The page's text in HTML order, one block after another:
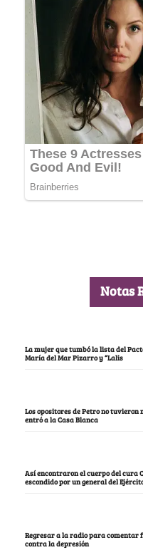
Notas
La mujer que tumbó la lista del
María del Mar Pizarro y “Lalis
Los opositores de Petro no
entró a la Casa Blanca
Así encontraron el cuerpo del cura
escondido por un general del
Regresar a la radio para comentar
contra la depresión